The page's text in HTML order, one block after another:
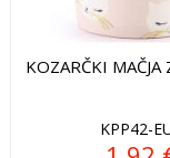
KOZARČKI MAČJA
KPP42-